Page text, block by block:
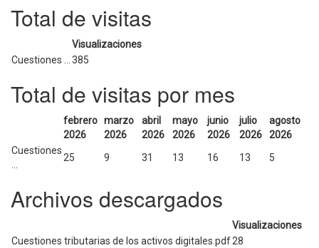
Total de visitas
Visualizaciones
Cuestiones ...
385
Total de visitas por mes
febrero
2026
marzo
2026
abril
2026
mayo
2026
junio
2026
julio
2026
agosto
2026
Cuestiones
25 9 31 13 16 13 5
Archivos descargados
Visualizaciones
Cuestiones tributarias de los activos digitales.pdf28